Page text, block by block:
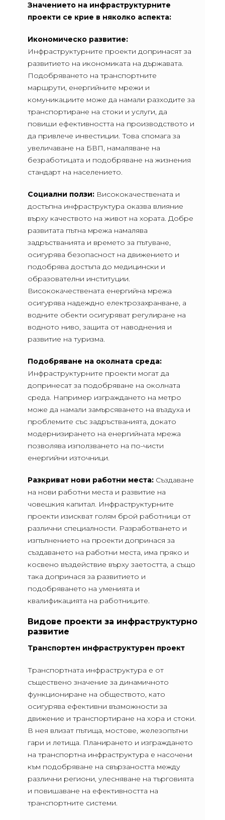
Значението на инфраструктурните
проекти се крие в няколко аспекта:
Икономическо развитие:
Инфраструктурните проекти допринасят за
развитието на икономиката на държавата.
Подобряването на транспортните
маршрути, енергийните мрежи и
комуникациите може да намали разходите за
транспортиране на стоки и услуги, да
повиши ефективността на производството и
да привлече инвестиции. Това спомага за
увеличаване на БВП, намаляване на
безработицата и подобряване на жизнения
стандарт на населението.
Социални ползи: Висококачествената и
достъпна инфраструктура оказва влияние
върху качеството на живот на хората. Добре
развитата пътна мрежа намалява
задръстванията и времето за пътуване,
осигурява безопасност на движението и
подобрява достъпа до медицински и
образователни институции.
Висококачествената енергийна мрежа
осигурява надеждно електрозахранване, а
водните обекти осигуряват регулиране на
водното ниво, защита от наводнения и
развитие на туризма.
Подобряване на околната среда:
Инфраструктурните проекти могат да
допринесат за подобряване на околната
среда. Например изграждането на метро
може да намали замърсяването на въздуха и
проблемите със задръстванията, докато
модернизирането на енергийната мрежа
позволява използването на по-чисти
енергийни източници.
Разкриват нови работни места: Създаване
на нови работни места и развитие на
човешкия капитал. Инфраструктурните
проекти изискват голям брой работници от
различни специалности. Разработването и
изпълнението на проекти допринася за
създаването на работни места, има пряко и
косвено въздействие върху заетостта, а също
така допринася за развитието и
подобряването на уменията и
квалификацията на работниците.
Видове проекти за инфраструктурно
развитие
Транспортен инфраструктурен проект
Транспортната инфраструктура е от
съществено значение за динамичното
функциониране на обществото, като
осигурява ефективни възможности за
движение и транспортиране на хора и стоки.
В нея влизат пътища, мостове, железопътни
гари и летища. Планирането и изграждането
на транспортна инфраструктура е насочени
към подобряване на свързаността между
различни региони, улесняване на търговията
и повишаване на ефективността на
транспортните системи.